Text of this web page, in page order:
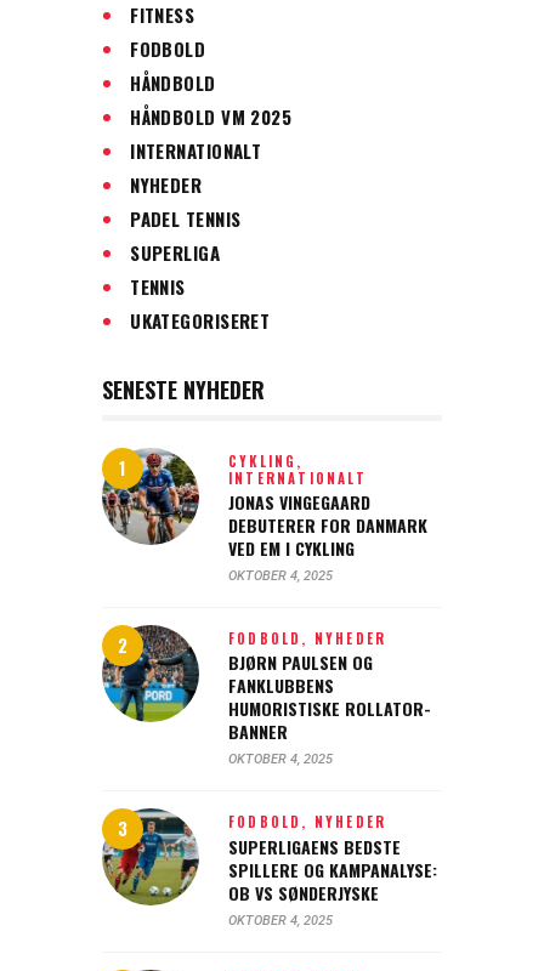
FITNESS
FODBOLD
HÅNDBOLD
HÅNDBOLD VM 2025
INTERNATIONALT
NYHEDER
PADEL TENNIS
SUPERLIGA
TENNIS
UKATEGORISERET
SENESTE NYHEDER
CYKLING,
INTERNATIONALT
JONAS VINGEGAARD
DEBUTERER FOR DANMARK
VED EM I CYKLING
OKTOBER 4, 2025
FODBOLD, NYHEDER
BJØRN PAULSEN OG
FANKLUBBENS
HUMORISTISKE ROLLATOR-
BANNER
OKTOBER 4, 2025
FODBOLD, NYHEDER
SUPERLIGAENS BEDSTE
SPILLERE OG KAMPANALYSE:
OB VS SØNDERJYSKE
OKTOBER 4, 2025